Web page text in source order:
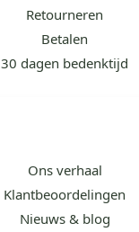
Retourneren
Betalen
30 dagen bedenktijd
Ons verhaal
Klantbeoordelingen
Nieuws & blog